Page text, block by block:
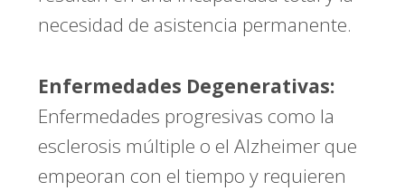
necesidad de asistencia permanente.
Enfermedades Degenerativas:
Enfermedades progresivas como la
esclerosis múltiple o el Alzheimer que
empeoran con el tiempo y requieren